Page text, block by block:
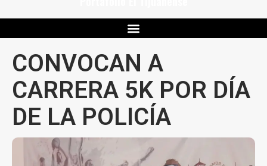
CONVOCAN A
CARRERA 5K POR DÍA
DE LA POLICÍA